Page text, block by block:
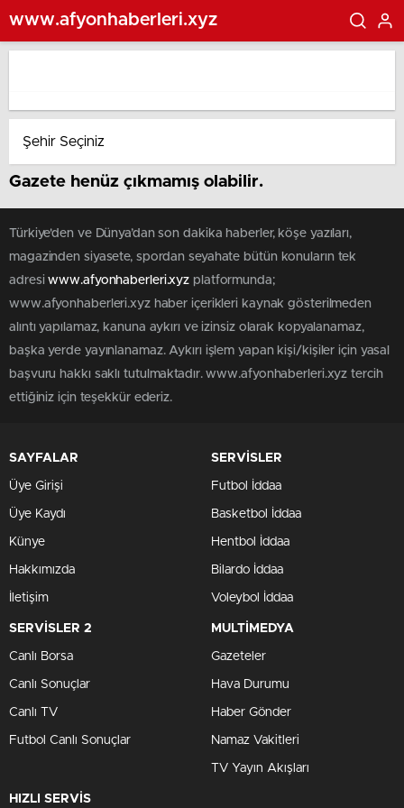
www.afyonhaberleri.xyz
Gazete henüz çıkmamış olabilir.
Türkiye'den ve Dünya’dan son dakika haberler, köşe yazıları,
magazinden siyasete, spordan seyahate bütün konuların tek
adresiwww.afyonhaberleri.xyz platformunda;
www.afyonhaberleri.xyz haber içerikleri kaynak gösterilmeden
alıntı yapılamaz, kanuna aykırı ve izinsiz olarak kopyalanamaz,
başka yerde yayınlanamaz. Aykırı işlem yapan kişi/kişiler için yasal
başvuru hakkı saklı tutulmaktadır. www.afyonhaberleri.xyz tercih
ettiğiniz için teşekkür ederiz.
SAYFALAR
Üye Girişi
Üye Kaydı
Künye
Hakkımızda
İletişim
SERVİSLER
Futbol İddaa
Basketbol İddaa
Hentbol İddaa
Bilardo İddaa
Voleybol İddaa
SERVİSLER 2
Canlı Borsa
Canlı Sonuçlar
Canlı TV
Futbol Canlı Sonuçlar
MULTİMEDYA
Gazeteler
Hava Durumu
Haber Gönder
Namaz Vakitleri
TV Yayın Akışları
HIZLI SERVİS